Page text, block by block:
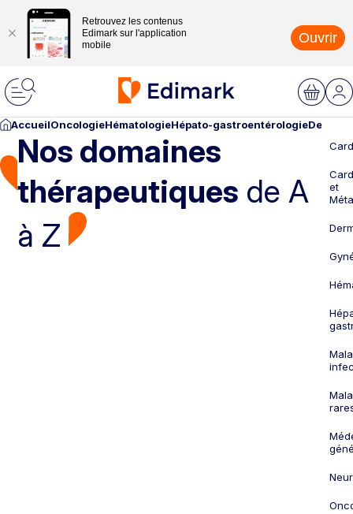
Retrouvez les contenus
Edimark sur l'application
mobile
Ouvrir
AccueilOncologieHématologieHépato-gastroentérologie
Nos domaines
thérapeutiques de A
à Z
et